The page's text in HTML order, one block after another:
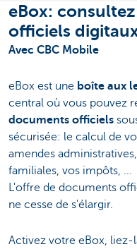
eBox:
officiels
Avec CBC Mobile
eBox est une boîte aux
central où vous pouvez
documents officiels
sécurisée: le calcul de
amendes
familiales, vos impôts, ...
L'offre de documents
ne cesse de s'élargir.
Activez votre eBox, liez-